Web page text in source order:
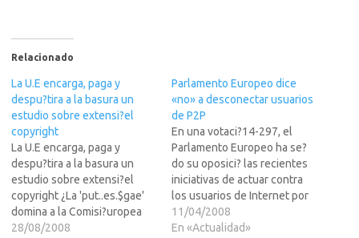
Relacionado
La U.E encarga, paga y
despu?tira a la basura un
estudio sobre extensi?el
copyright
La U.E encarga, paga y
despu?tira a la basura un
estudio sobre extensi?el
copyright ¿La 'put..es.$gae'
domina a la Comisi?uropea
encargada de alargar el
28/08/2008
Parlamento Europeo dice
«no» a desconectar usuarios
de P2P
En una votaci?14-297, el
Parlamento Europeo ha se?
do su oposici? las recientes
iniciativas de actuar contra
los usuarios de Internet por
la reiterada violaci?e
derechos de autor. Para
11/04/2008
En «Actualidad»